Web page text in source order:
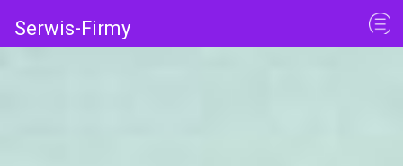
Serwis-Firmy